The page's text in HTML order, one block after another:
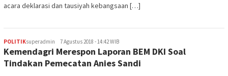
acara deklarasi dan tausiyah kebangsaan […]
POLITIKsuperadmin 7 Agustus 2018 - 14:42 WIB
Kemendagri Merespon Laporan BEM DKI Soal
Tindakan Pemecatan Anies Sandi